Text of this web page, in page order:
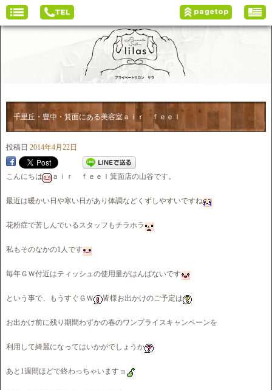
千里丘・豊中・箕面にある美容室ａｉｒ ｆｅｅｌ
投稿日 2014年4月22日
こんにちは ａｉｒ ｆｅｅｌ箕面店の山谷です。
最近は暖かい日や寒い日があり体調などくずしやすいですね
花粉症で苦しんでいるスタッフもチラホラ
私もそのなかの1人です
毎年ＧＷ付近はティッシュの使用量がはんぱないです
という事で、もうすぐＧＷ 皆様お出かけのご予定は
お出かけ前に残り期間わずかの春のワンプライスキャンペーンを
利用して綺麗になってはいかがでしょうか
あと1週間ほどで終わっちゃいますョ